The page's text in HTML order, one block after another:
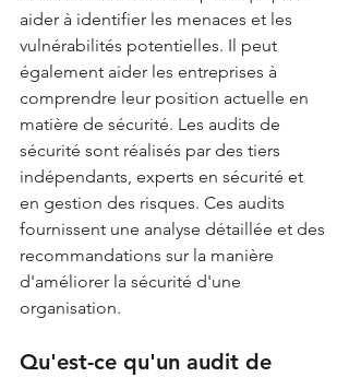
aider à identifier les menaces et les
vulnérabilités potentielles. Il peut
également aider les entreprises à
comprendre leur position actuelle en
matière de sécurité. Les audits de
sécurité sont réalisés par des tiers
indépendants, experts en sécurité et
en gestion des risques. Ces audits
fournissent une analyse détaillée et des
recommandations sur la manière
d'améliorer la sécurité d'une
organisation.
Qu'est-ce qu'un audit de